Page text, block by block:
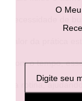
Com o tempo,
na rotina,
O
m
m
m